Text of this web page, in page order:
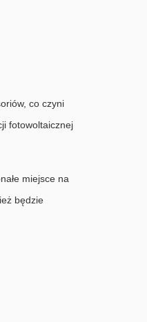
co czyni
fotowoltaicznej
miejsce na
będzie